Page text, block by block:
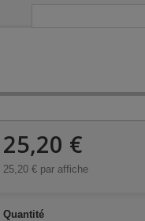
25,20 €
25,20 €par affiche
Quantité